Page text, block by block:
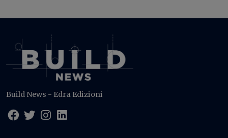
Build News - Edra Edizioni